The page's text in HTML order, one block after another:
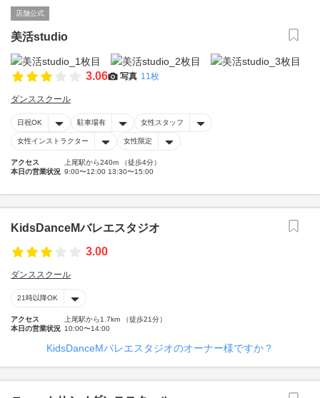
店舗公式
美活studio
3.06 写真 11枚
ダンススクール
日祝OK 駐車場有 女性スタッフ
女性インストラクター 女性限定
アクセス
上尾駅から240m （徒歩4分）
本日の営業状況 9:00〜12:00 13:30〜15:00
KidsDanceMバレエスタジオ
3.00
ダンススクール
21時以降OK
アクセス
上尾駅から1.7km （徒歩21分）
本日の営業状況 10:00〜14:00
KidsDanceMバレエスタジオのオーナー様ですか？